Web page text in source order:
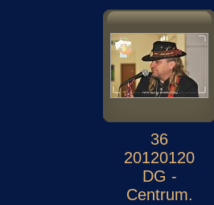
36
20120120
DG -
Centrum.